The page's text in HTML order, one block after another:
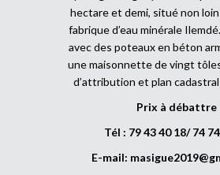
hectare et demi, situé non loin
fabrique d’eau minérale
avec des poteaux en béton
une maisonnette de vingt
d’attribution et plan
Prix à débattre
Tél : 79 43 40 18/ 74
E-mail: